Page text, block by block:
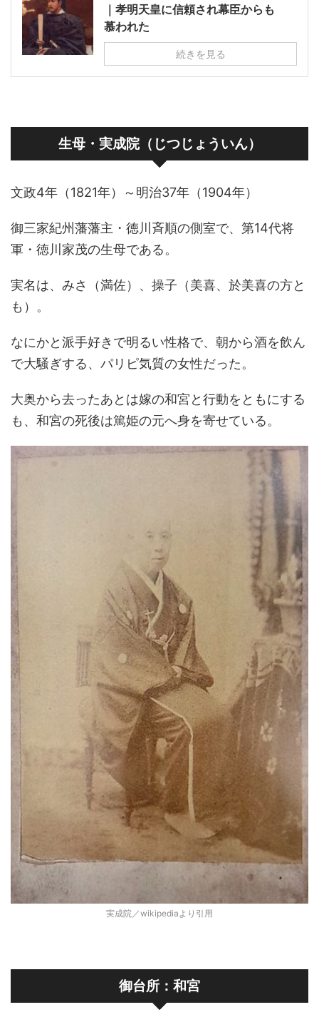
｜孝明天皇に信頼され幕臣からも
慕われた
続きを見る
生母・実成院（じつじょういん）
文政4年（1821年）～明治37年（1904年）
御三家紀州藩藩主・徳川斉順の側室で、第14代将
軍・徳川家茂の生母である。
実名は、みさ（満佐）、操子（美喜、於美喜の方と
も）。
なにかと派手好きで明るい性格で、朝から酒を飲ん
で大騒ぎする、パリピ気質の女性だった。
大奥から去ったあとは嫁の和宮と行動をともにする
も、和宮の死後は篤姫の元へ身を寄せている。
実成院／wikipediaより引用
御台所：和宮